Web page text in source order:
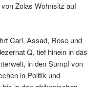
Zolas Wohnsitz auf
Carl, Assad, Rose und
Q, tief hinein in das
in den Sumpf von
in Politik und